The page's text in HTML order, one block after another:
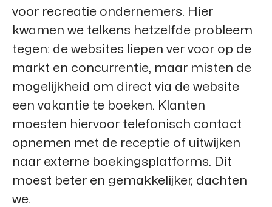
voor recreatie ondernemers. Hier
kwamen we telkens hetzelfde probleem
tegen: de websites liepen ver voor op de
markt en concurrentie, maar misten de
mogelijkheid om direct via de website
een vakantie te boeken. Klanten
moesten hiervoor telefonisch contact
opnemen met de receptie of uitwijken
naar externe boekingsplatforms. Dit
moest beter en gemakkelijker, dachten
we.